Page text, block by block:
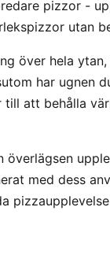
pizzor -
utan
över hela
har ugnen
till att behålla
överlägsen
med dess